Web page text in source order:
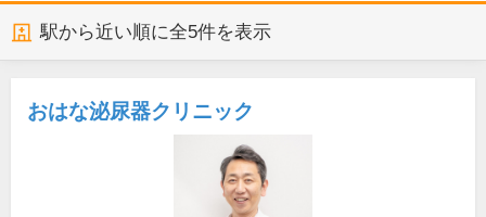
駅から近い順に全5件を表示
おはな泌尿器クリニック